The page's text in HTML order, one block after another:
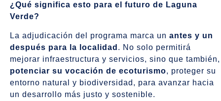
¿Qué significa esto para el futuro de Laguna
Verde?
La adjudicación del programa marca un antes y un
después para la localidad . No solo permitirá
mejorar infraestructura y servicios, sino que también,
potenciar su vocación de ecoturismo, proteger su
entorno natural y biodiversidad, para avanzar hacia
un desarrollo más justo y sostenible.